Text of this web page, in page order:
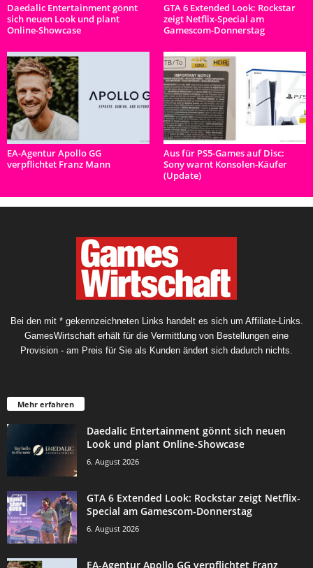
Daedalic Entertainment gönnt
sich neuen Look und plant
Online-Showcase
GTA 6 Extended Look: Rockstar
zeigt Netflix-Special am
Gamescom-Donnerstag
EA-Agentur Apollo GG
verpflichtet Franz Mann
Aus für PS5-Games auf Disc:
Sony warnt Konsolen-Käufer
(Update)
Bei den mit * gekennzeichneten Links handelt es sich um Affiliate-Links.
GamesWirtschaft erhält für die Vermittlung von Bestellungen eine
Provision - am Preis für Sie als Kunden ändert sich dadurch nichts.
Mehr erfahren
Daedalic Entertainment gönnt sich neuen
Look und plant Online-Showcase
6. August 2026
GTA 6 Extended Look: Rockstar zeigt Netflix-
Special am Gamescom-Donnerstag
6. August 2026
EA-Agentur Apollo GG verpflichtet Franz